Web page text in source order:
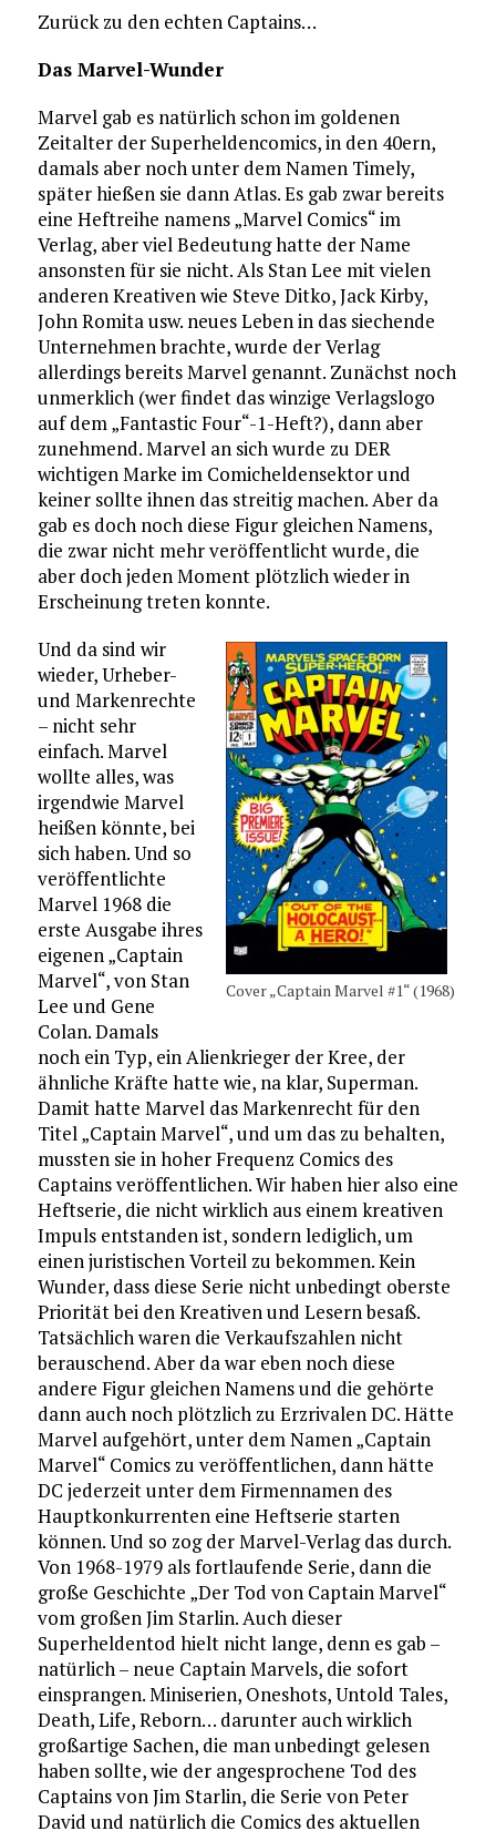
Zurück zu den echten Captains…
Das Marvel-Wunder
Marvel gab es natürlich schon im goldenen
Zeitalter der Superheldencomics, in den 40ern,
damals aber noch unter dem Namen Timely,
später hießen sie dann Atlas. Es gab zwar bereits
eine Heftreihe namens „Marvel Comics“ im
Verlag, aber viel Bedeutung hatte der Name
ansonsten für sie nicht. Als Stan Lee mit vielen
anderen Kreativen wie Steve Ditko, Jack Kirby,
John Romita usw. neues Leben in das siechende
Unternehmen brachte, wurde der Verlag
allerdings bereits Marvel genannt. Zunächst noch
unmerklich (wer findet das winzige Verlagslogo
auf dem „Fantastic Four“-1-Heft?), dann aber
zunehmend. Marvel an sich wurde zu DER
wichtigen Marke im Comicheldensektor und
keiner sollte ihnen das streitig machen. Aber da
gab es doch noch diese Figur gleichen Namens,
die zwar nicht mehr veröffentlicht wurde, die
aber doch jeden Moment plötzlich wieder in
Erscheinung treten konnte.
Cover „Captain Marvel #1“ (1968)
Und da sind wir
wieder, Urheber-
und Markenrechte
– nicht sehr
einfach. Marvel
wollte alles, was
irgendwie Marvel
heißen könnte, bei
sich haben. Und so
veröffentlichte
Marvel 1968 die
erste Ausgabe ihres
eigenen „Captain
Marvel“, von Stan
Lee und Gene
Colan. Damals
noch ein Typ, ein Alienkrieger der Kree, der
ähnliche Kräfte hatte wie, na klar, Superman.
Damit hatte Marvel das Markenrecht für den
Titel „Captain Marvel“, und um das zu behalten,
mussten sie in hoher Frequenz Comics des
Captains veröffentlichen. Wir haben hier also eine
Heftserie, die nicht wirklich aus einem kreativen
Impuls entstanden ist, sondern lediglich, um
einen juristischen Vorteil zu bekommen. Kein
Wunder, dass diese Serie nicht unbedingt oberste
Priorität bei den Kreativen und Lesern besaß.
Tatsächlich waren die Verkaufszahlen nicht
berauschend. Aber da war eben noch diese
andere Figur gleichen Namens und die gehörte
dann auch noch plötzlich zu Erzrivalen DC. Hätte
Marvel aufgehört, unter dem Namen „Captain
Marvel“ Comics zu veröffentlichen, dann hätte
DC jederzeit unter dem Firmennamen des
Hauptkonkurrenten eine Heftserie starten
können. Und so zog der Marvel-Verlag das durch.
Von 1968-1979 als fortlaufende Serie, dann die
große Geschichte „Der Tod von Captain Marvel“
vom großen Jim Starlin. Auch dieser
Superheldentod hielt nicht lange, denn es gab –
natürlich – neue Captain Marvels, die sofort
einsprangen. Miniserien, Oneshots, Untold Tales,
Death, Life, Reborn… darunter auch wirklich
großartige Sachen, die man unbedingt gelesen
haben sollte, wie der angesprochene Tod des
Captains von Jim Starlin, die Serie von Peter
David und natürlich die Comics des aktuellen